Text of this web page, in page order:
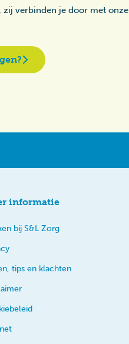
, zij verbinden je door met onze
informatie
bij S&L Zorg
tips en klachten